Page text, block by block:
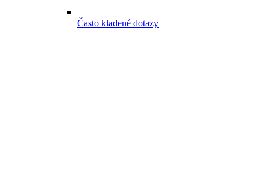
Často kladené dotazy